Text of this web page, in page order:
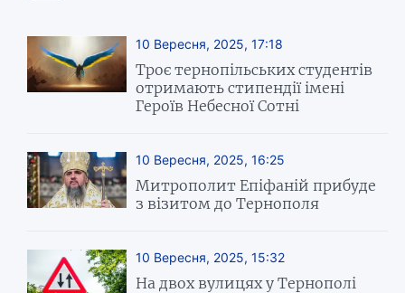
10 Вересня, 2025, 17:18
Троє тернопільських студентів
отримають стипендії імені
Героїв Небесної Сотні
10 Вересня, 2025, 16:25
Митрополит Епіфаній прибуде
з візитом до Тернополя
10 Вересня, 2025, 15:32
На двох вулицях у Тернополі